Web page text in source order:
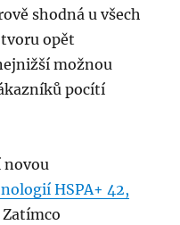
shodná u všech
opět
možnou
pocítí
novou
HSPA+ 42,
Zatímco